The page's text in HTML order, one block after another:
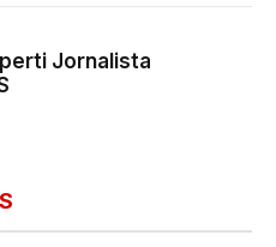
Jornalista